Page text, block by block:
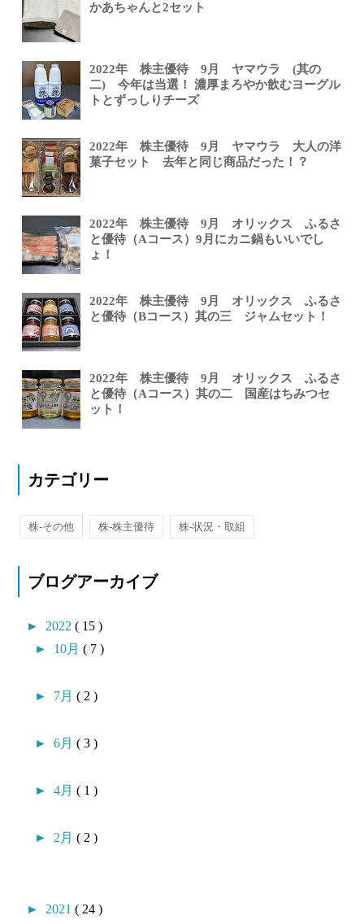
かあちゃんと2セット
2022年 株主優待 9月 ヤマウラ (其の
二) 今年は当選！ 濃厚まろやか飲むヨーグル
トとずっしりチーズ
2022年 株主優待 9月 ヤマウラ 大人の洋
菓子セット 去年と同じ商品だった！？
2022年 株主優待 9月 オリックス ふるさ
と優待（Aコース）9月にカニ鍋もいいでし
ょ！
2022年 株主優待 9月 オリックス ふるさ
と優待（Bコース）其の三 ジャムセット！
2022年 株主優待 9月 オリックス ふるさ
と優待（Aコース）其の二 国産はちみつセ
ット！
カテゴリー
株-その他 株-株主優待 株-状況・取組
ブログアーカイブ
► 2022( 15 )
► 10月( 7 )
► 7月( 2 )
►6月( 3 )
►4月( 1 )
► 2月( 2 )
► 2021( 24 )